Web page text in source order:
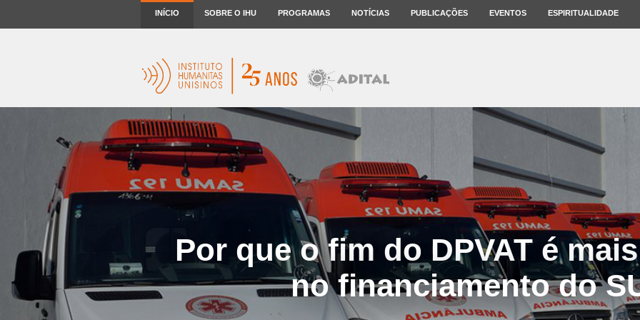
INÍCIO SOBRE O IHU PROGRAMAS NOTÍCIAS PUBLICAÇÕES EVENTOS ESPIRITUALIDADE
Por que o fim do DPVAT é
no financiamento do